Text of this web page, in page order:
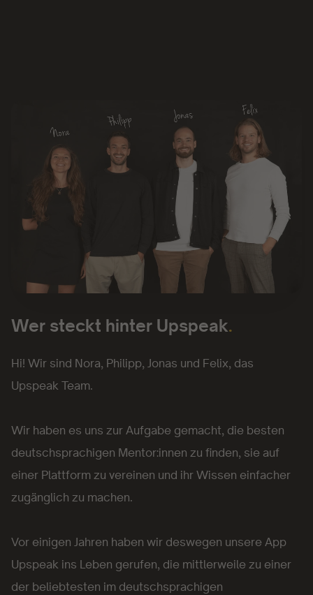
Wer steckt hinter Upspeak.
Hi! Wir sind Nora, Philipp, Jonas und Felix, das
Upspeak Team.
Wir haben es uns zur Aufgabe gemacht, die besten
deutschsprachigen Mentor:innen zu finden, sie auf
einer Plattform zu vereinen und ihr Wissen einfacher
zugänglich zu machen.
Vor einigen Jahren haben wir deswegen unsere App
Upspeak ins Leben gerufen, die mittlerweile zu einer
der beliebtesten im deutschsprachigen